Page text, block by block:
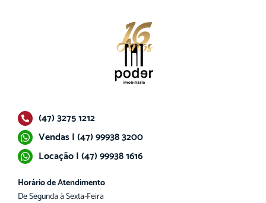
(47) 3275 1212
Vendas | (47) 99938 3200
Locação | (47) 99938 1616
Horário de Atendimento
De Segunda à Sexta-Feira